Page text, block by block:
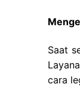
Saat
cara